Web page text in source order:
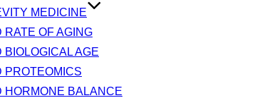
MEDICINE
RATE OF AGING
BIOLOGICAL AGE
PROTEOMICS
HORMONE BALANCE